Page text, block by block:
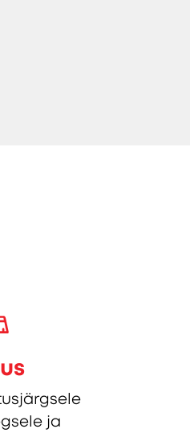
ja